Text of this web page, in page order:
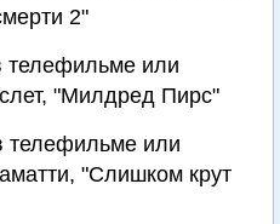
2"
телефильме или
"Милдред Пирс"
телефильме или
"Слишком крут